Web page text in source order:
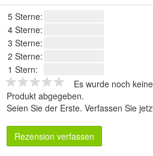
5 Sterne:
4 Sterne:
3 Sterne:
2 Sterne:
1 Stern:
Es wurde noch
Produkt abgegeben.
Seien Sie der Erste. Verfassen Sie
Rezension verfassen